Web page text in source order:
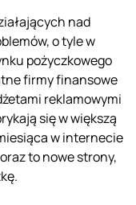
nad
o tyle w
pożyczkowego
firmy finansowe
reklamowymi
się w większą
w internecie
to nowe strony,